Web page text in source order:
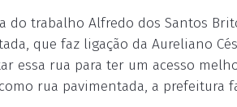
do trabalho Alfredo dos Santos
que faz ligação da Aureliano
essa rua para ter um acesso
rua pavimentada, a prefeitura